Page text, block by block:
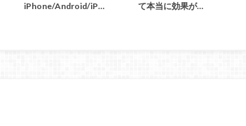
iPhone/Android/iP…
て本当に効果が…